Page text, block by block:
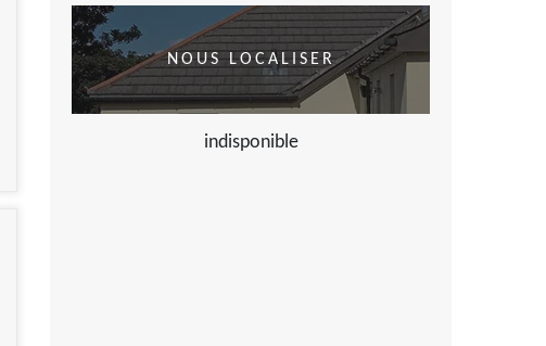
NOUS LOCALISER
indisponible